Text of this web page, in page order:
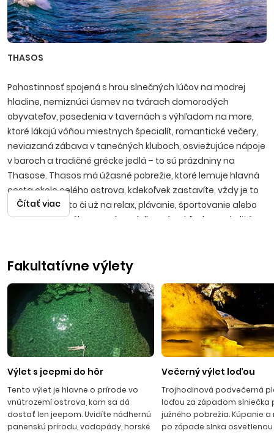
THASOS
Pohostinnosť spojená s hrou slnečných lúčov na modrej
hladine, nemiznúci úsmev na tvárach domorodých
obyvateľov, posedenia v tavernách s výhľadom na more,
ktoré lákajú vôňou miestnych špecialít, romantické večery,
neviazaná zábava v tanečných kluboch, osviežujúce nápoje
v baroch a tradičné grécke jedlá – to sú prázdniny na
Thasose. Thasos má úžasné pobrežie, ktoré lemuje hlavná
cesta okolo celého ostrova, kdekoľvek zastavíte, vždy je to
príjemné miesto či už na relax, plávanie, športovanie alebo
potápanie, ponúknu sa vám nádherné pohľady na okolitú
čistou vodou vám pohladia dušu. Ak si požičiate auto, okrem
Väčšina z nich má Modrú vlajku. Letecké zájazdy odlietajú z
Bratislavy na letisko Megas Alexandros Kavala. Let trvá
približne 1 hod. 35 min. Cesta autobusom zo Slovenska na
ostrov Thassos trvá približne 24 hod. vrátane trajektu z
prístavu Keramoti do prístavu Limenas.
POTOS
Prímorské stredisko s čulým ruchom na juhu ostrova,
približne 5 km od Limenarie. Je obľúbené pre svoju príjemnú
atmosféru, ktorú dotvára množstvo taverien, cukrární,
Čítať viac
Fakultatívne výlety
Výlet s jeepmi do hôr
Tento výlet je hlavne o prírode vo
vnútrozemí ostrova, kam sa dá
dostať len jeepom. Uvidíte nádhernú
panenskú prírodu, vodopády, horské
Večerný výlet loďou
Trojhodinová podvečerná
loďou za západom slniečka
južného pobrežia. Kúpanie
po západe slnka